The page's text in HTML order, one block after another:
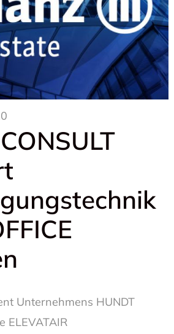
Unternehmens HUNDT
ELEVATAIR